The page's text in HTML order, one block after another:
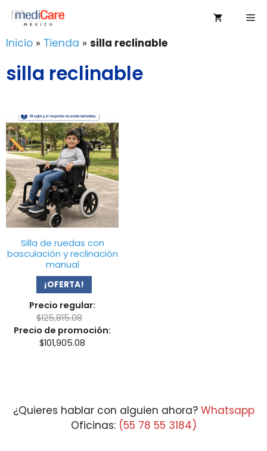
Saltar
contenido
Inicio » Tienda » silla reclinable
silla reclinable
Silla de ruedas con
basculación y reclinación
manual
¡OFERTA!
Precio regular:
$125,815.08
Precio de promoción:
$101,905.08
¿Quieres hablar con alguien ahora? Whatsapp
Oficinas: (55 78 55 3184)